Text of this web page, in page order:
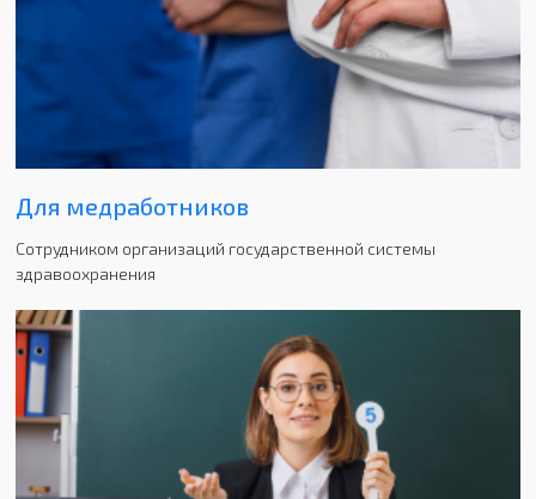
Для медработников
Cотрудником организаций государственной системы
здравоохранения